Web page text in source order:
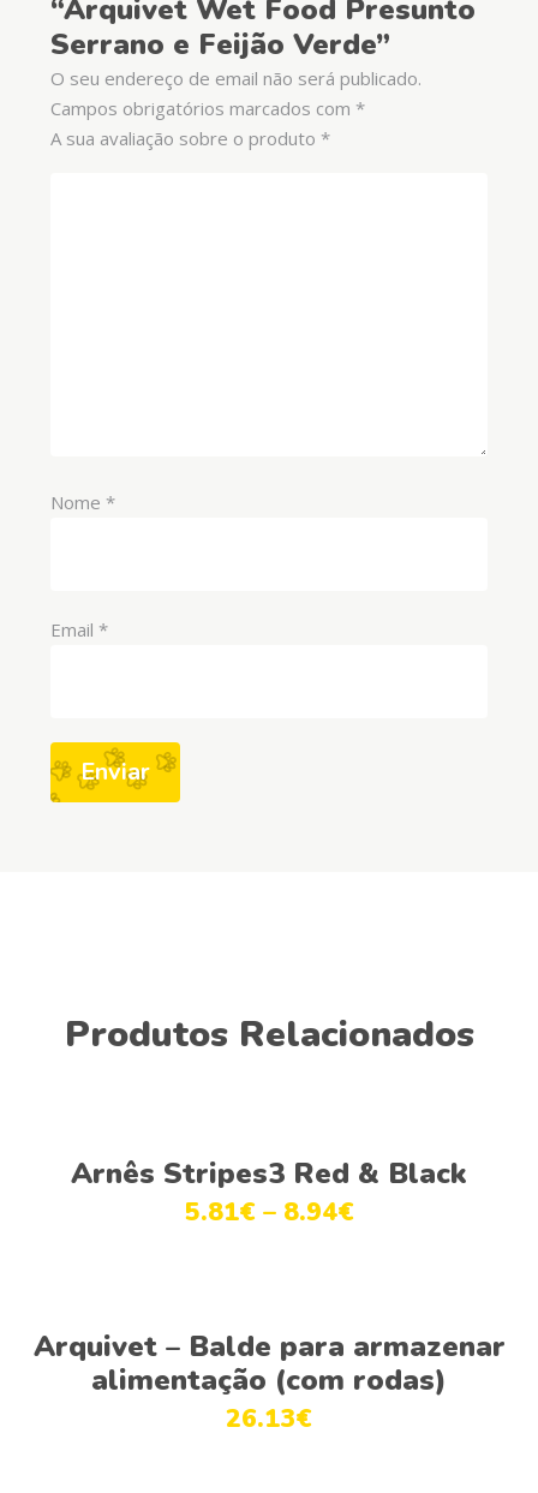
“Arquivet Wet Food Presunto
Serrano e Feijão Verde”
O seu endereço de email não será publicado.
Campos obrigatórios marcados com *
A sua avaliação sobre o produto *
Nome *
Email *
Produtos Relacionados
Ver opções
Arnês Stripes3 Red & Black
5.81€ – 8.94€
Adicionar
Arquivet – Balde para armazenar
alimentação (com rodas)
26.13€